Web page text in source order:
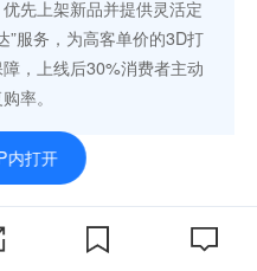
先上架新品并提供灵活定
”服务，为高客单价的3D打
，上线后30%消费者主动
率。
内打开